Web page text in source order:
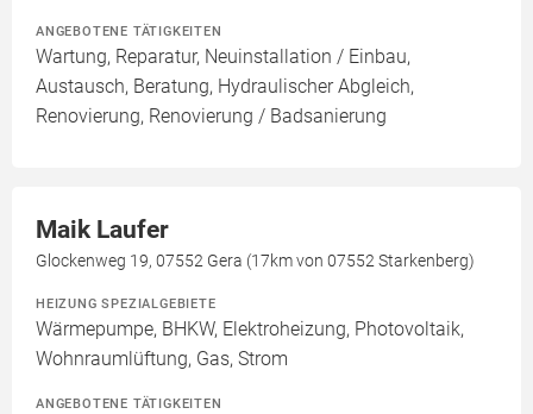
ANGEBOTENE TÄTIGKEITEN
Wartung, Reparatur, Neuinstallation / Einbau,
Austausch, Beratung, Hydraulischer Abgleich,
Renovierung, Renovierung / Badsanierung
Maik Laufer
Glockenweg 19, 07552 Gera (17km von 07552 Starkenberg)
HEIZUNG SPEZIALGEBIETE
Wärmepumpe, BHKW, Elektroheizung, Photovoltaik,
Wohnraumlüftung, Gas, Strom
ANGEBOTENE TÄTIGKEITEN